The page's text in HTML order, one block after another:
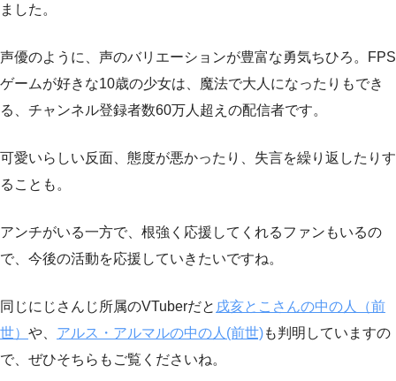
ました。
声優のように、声のバリエーションが豊富な勇気ちひろ。FPS
ゲームが好きな10歳の少女は、魔法で大人になったりもでき
る、チャンネル登録者数60万人超えの配信者です。
可愛いらしい反面、態度が悪かったり、失言を繰り返したりす
ることも。
アンチがいる一方で、根強く応援してくれるファンもいるの
で、今後の活動を応援していきたいですね。
同じにじさんじ所属のVTuberだと 戌亥とこさんの中の人（前
世） や、 アルス・アルマルの中の人(前世)も判明していますの
で、ぜひそちらもご覧くださいね。